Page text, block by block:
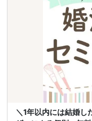
＼1年以内には結婚し